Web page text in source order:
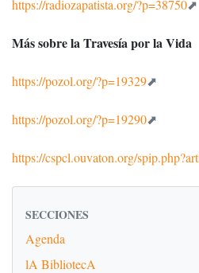
https://radiozapatista.org/?p=38750
Más sobre la Travesía por la Vida
https://pozol.org/?p=19329
https://pozol.org/?p=19290
https://cspcl.ouvaton.org/
SECCIONES
Agenda
lA BibliotecA